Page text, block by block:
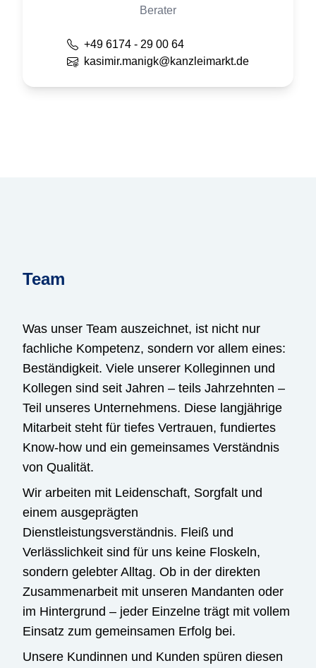
Berater
+49 6174 - 29 00 64
kasimir.manigk@kanzleimarkt.de
Team
Was unser Team auszeichnet, ist nicht nur
fachliche Kompetenz, sondern vor allem eines:
Beständigkeit. Viele unserer Kolleginnen und
Kollegen sind seit Jahren – teils Jahrzehnten –
Teil unseres Unternehmens. Diese langjährige
Mitarbeit steht für tiefes Vertrauen, fundiertes
Know-how und ein gemeinsames Verständnis
von Qualität.
Wir arbeiten mit Leidenschaft, Sorgfalt und
einem ausgeprägten
Dienstleistungsverständnis. Fleiß und
Verlässlichkeit sind für uns keine Floskeln,
sondern gelebter Alltag. Ob in der direkten
Zusammenarbeit mit unseren Mandanten oder
im Hintergrund – jeder Einzelne trägt mit vollem
Einsatz zum gemeinsamen Erfolg bei.
Unsere Kundinnen und Kunden spüren diesen